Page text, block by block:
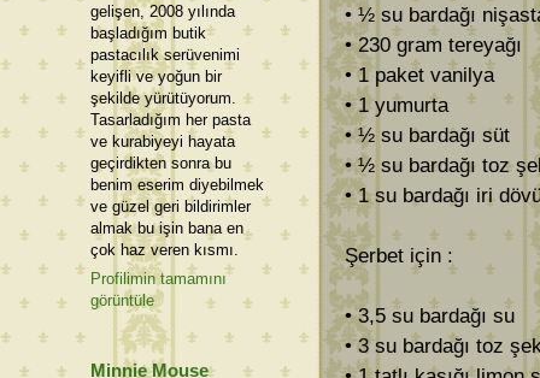
• ½ su bardağı
• 230 gram tereyağı
• 1 paket vanilya
• 1 yumurta
• ½ su bardağı süt
• ½ su bardağı toz
• 1 su bardağı iri
Şerbet için :
• 3,5 su bardağı su
• 3 su bardağı toz
gelişen, 2008 yılında
başladığım butik
pastacılık serüvenimi
keyifli ve yoğun bir
şekilde yürütüyorum.
Tasarladığım her pasta
ve kurabiyeyi hayata
geçirdikten sonra bu
benim eserim diyebilmek
ve güzel geri bildirimler
almak bu işin bana en
çok haz veren kısmı.
Profilimin tamamını
görüntüle
Minnie Mouse